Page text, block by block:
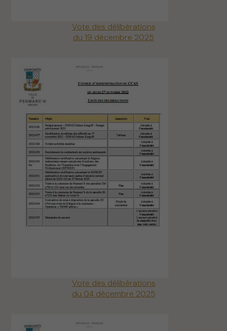
Vote des délibérations
du 19 décembre 2025
Vote des délibérations
du 04 décembre 2025